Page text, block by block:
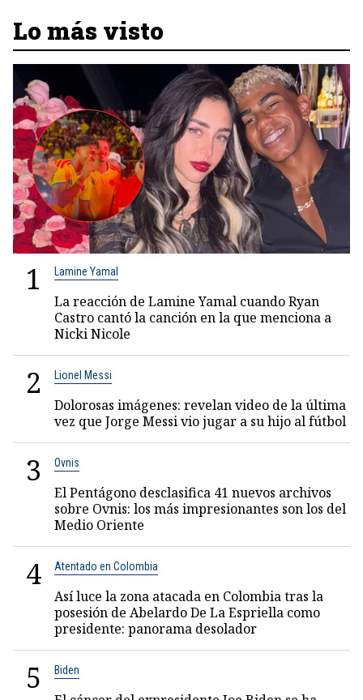
Lo más visto
1 Lamine Yamal
La reacción de Lamine Yamal cuando Ryan
Castro cantó la canción en la que menciona a
Nicki Nicole
2 Lionel Messi
Dolorosas imágenes: revelan video de la última
vez que Jorge Messi vio jugar a su hijo al fútbol
3 Ovnis
El Pentágono desclasifica 41 nuevos archivos
sobre Ovnis: los más impresionantes son los del
Medio Oriente
4 Atentado en Colombia
Así luce la zona atacada en Colombia tras la
posesión de Abelardo De La Espriella como
presidente: panorama desolador
5 Biden